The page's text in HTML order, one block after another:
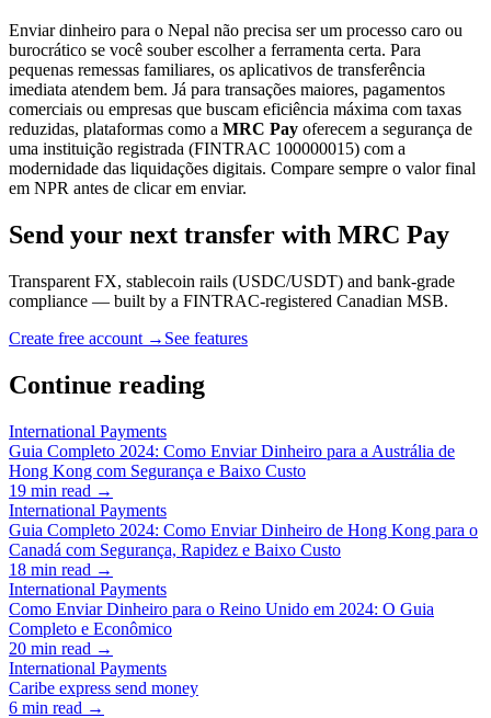
Enviar dinheiro para o Nepal não precisa ser um processo caro ou
burocrático se você souber escolher a ferramenta certa. Para
pequenas remessas familiares, os aplicativos de transferência
imediata atendem bem. Já para transações maiores, pagamentos
comerciais ou empresas que buscam eficiência máxima com taxas
reduzidas, plataformas como a MRC Pay oferecem a segurança de
uma instituição registrada (FINTRAC 100000015) com a
modernidade das liquidações digitais. Compare sempre o valor final
em NPR antes de clicar em enviar.
Send your next transfer with MRC Pay
Transparent FX, stablecoin rails (USDC/USDT) and bank-grade
compliance — built by a FINTRAC-registered Canadian MSB.
Create free account → See features
Continue reading
International Payments
Guia Completo 2024: Como Enviar Dinheiro para a Austrália de
Hong Kong com Segurança e Baixo Custo
19 min read →
International Payments
Guia Completo 2024: Como Enviar Dinheiro de Hong Kong para o
Canadá com Segurança, Rapidez e Baixo Custo
18 min read →
International Payments
Como Enviar Dinheiro para o Reino Unido em 2024: O Guia
Completo e Econômico
20 min read →
International Payments
Caribe express send money
6 min read →